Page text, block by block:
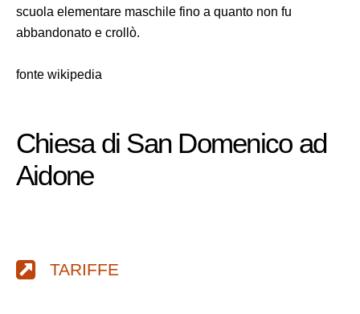
scuola elementare maschile fino a quanto non fu
abbandonato e crollò.
fonte wikipedia
Chiesa di San Domenico ad
Aidone
TARIFFE